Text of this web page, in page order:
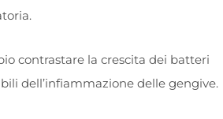
contrastare la crescita dei batteri
dell’infiammazione delle gengive.